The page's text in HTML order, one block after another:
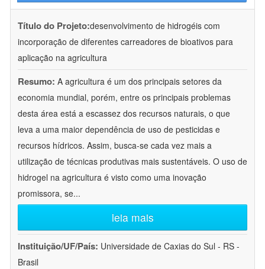
Título do Projeto:desenvolvimento de hidrogéis com
incorporação de diferentes carreadores de bioativos para
aplicação na agricultura
Resumo: A agricultura é um dos principais setores da
economia mundial, porém, entre os principais problemas
desta área está a escassez dos recursos naturais, o que
leva a uma maior dependência de uso de pesticidas e
recursos hídricos. Assim, busca-se cada vez mais a
utilização de técnicas produtivas mais sustentáveis. O uso de
hidrogel na agricultura é visto como uma inovação
promissora, se...
leia mais
Instituição/UF/País: Universidade de Caxias do Sul - RS -
Brasil